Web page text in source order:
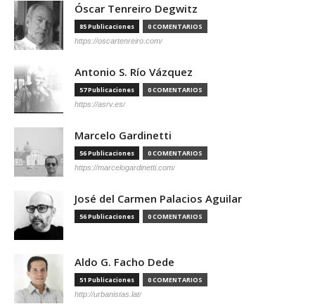
Óscar Tenreiro Degwitz
85 Publicaciones 0 COMENTARIOS
https://oscartenreiro.com/
Antonio S. Río Vázquez
57 Publicaciones 0 COMENTARIOS
https://asrv.es/
Marcelo Gardinetti
56 Publicaciones 0 COMENTARIOS
https://marcelogardinetti.com/
José del Carmen Palacios Aguilar
56 Publicaciones 0 COMENTARIOS
Aldo G. Facho Dede
51 Publicaciones 0 COMENTARIOS
http://urbanistas.lat/